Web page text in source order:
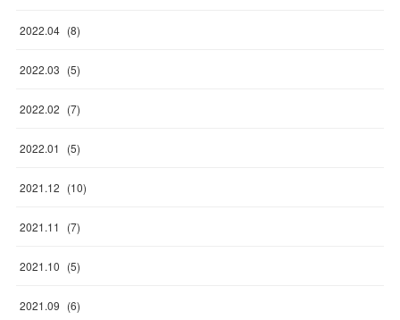
2022.04 (8)
2022.03 (5)
2022.02 (7)
2022.01 (5)
2021.12 (10)
2021.11 (7)
2021.10 (5)
2021.09 (6)